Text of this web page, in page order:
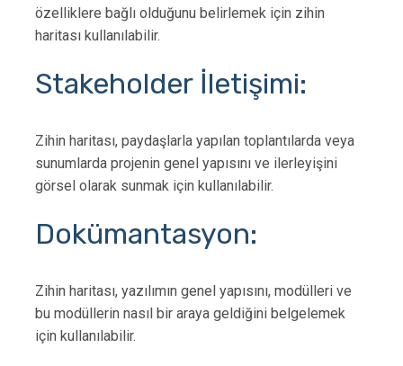
özelliklere bağlı olduğunu belirlemek için zihin
haritası kullanılabilir.
Stakeholder İletişimi:
Zihin haritası, paydaşlarla yapılan toplantılarda veya
sunumlarda projenin genel yapısını ve ilerleyişini
görsel olarak sunmak için kullanılabilir.
Dokümantasyon:
Zihin haritası, yazılımın genel yapısını, modülleri ve
bu modüllerin nasıl bir araya geldiğini belgelemek
için kullanılabilir.